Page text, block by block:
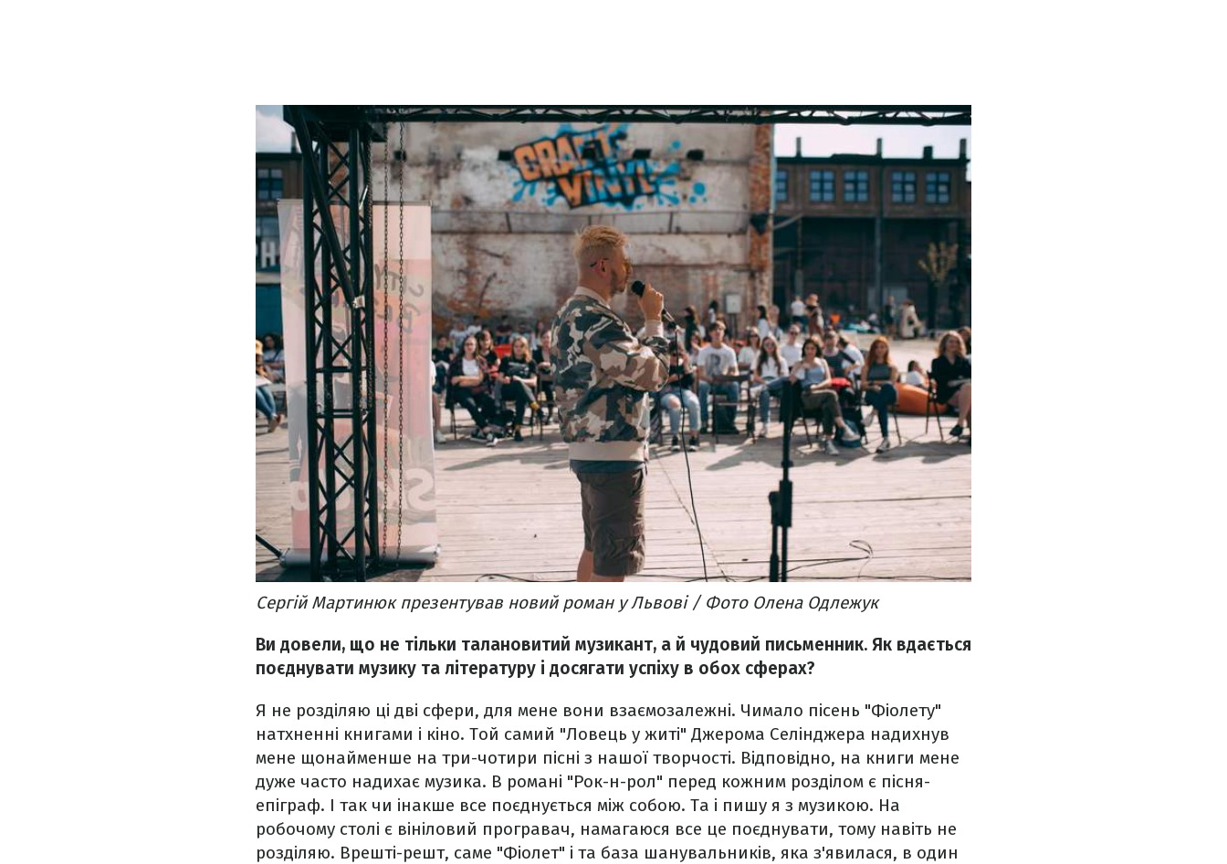
Сергій Мартинюк презентував новий роман у Львові / Фото Олена Одлежук
Ви довели, що не тільки талановитий музикант, а й чудовий письменник. Як вдається
поєднувати музику та літературу і досягати успіху в обох сферах?
Я не розділяю ці дві сфери, для мене вони взаємозалежні. Чимало пісень "Фіолету"
натхненні книгами і кіно. Той самий "Ловець у житі" Джерома Селінджера надихнув
мене щонайменше на три-чотири пісні з нашої творчості. Відповідно, на книги мене
дуже часто надихає музика. В романі "Рок-н-рол" перед кожним розділом є пісня-
епіграф. І так чи інакше все поєднується між собою. Та і пишу я з музикою. На
робочому столі є вініловий програвач, намагаюся все це поєднувати, тому навіть не
розділяю. Врешті-решт, саме "Фіолет" і та база шанувальників, яка з'явилася, в один